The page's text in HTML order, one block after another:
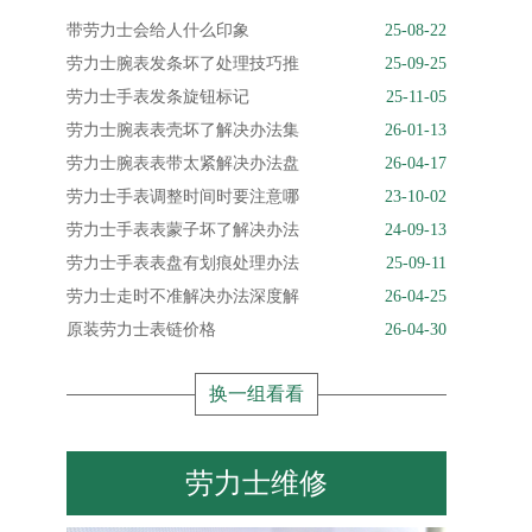
带劳力士会给人什么印象
25-08-22
劳力士腕表发条坏了处理技巧推
25-09-25
劳力士手表发条旋钮标记
25-11-05
劳力士腕表表壳坏了解决办法集
26-01-13
劳力士腕表表带太紧解决办法盘
26-04-17
劳力士手表调整时间时要注意哪
23-10-02
劳力士手表表蒙子坏了解决办法
24-09-13
劳力士手表表盘有划痕处理办法
25-09-11
劳力士走时不准解决办法深度解
26-04-25
原装劳力士表链价格
26-04-30
换一组看看
劳力士维修